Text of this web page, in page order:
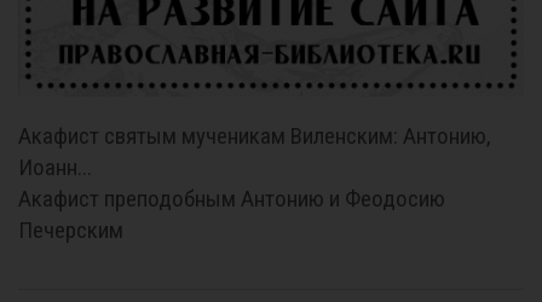
Акафист святым мученикам Виленским: Антонию,
Иоанн...
Акафист преподобным Антонию и Феодосию
Печерским